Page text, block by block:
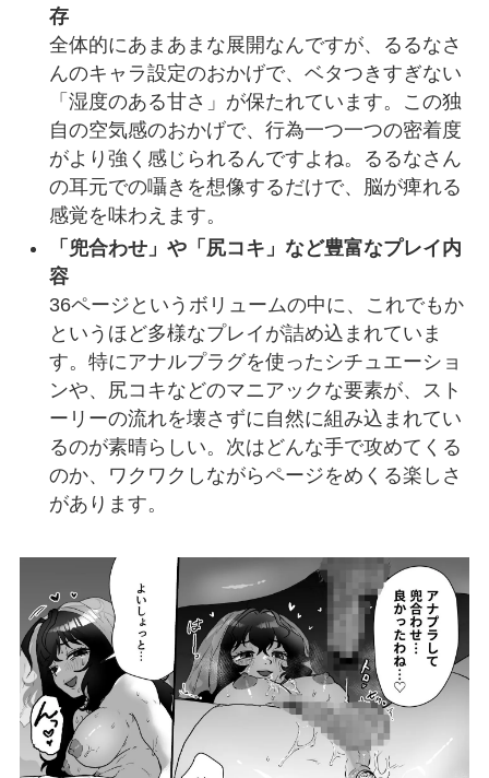
存
全体的にあまあまな展開なんですが、るるなさ
んのキャラ設定のおかげで、ベタつきすぎない
「湿度のある甘さ」が保たれています。この独
自の空気感のおかげで、行為一つ一つの密着度
がより強く感じられるんですよね。るるなさん
の耳元での囁きを想像するだけで、脳が痺れる
感覚を味わえます。
「兜合わせ」や「尻コキ」など豊富なプレイ内
容
36ページというボリュームの中に、これでもか
というほど多様なプレイが詰め込まれていま
す。特にアナルプラグを使ったシチュエーショ
ンや、尻コキなどのマニアックな要素が、スト
ーリーの流れを壊さずに自然に組み込まれてい
るのが素晴らしい。次はどんな手で攻めてくる
のか、ワクワクしながらページをめくる楽しさ
があります。